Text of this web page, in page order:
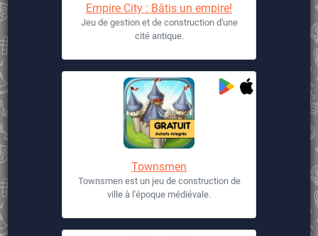
Empire City : Bâtis un empire!
Jeu de gestion et de construction d'une
cité antique.
Townsmen
Townsmen est un jeu de construction de
ville à l'époque médiévale.